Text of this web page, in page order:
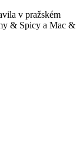
v pražském
& Spicy a Mac &